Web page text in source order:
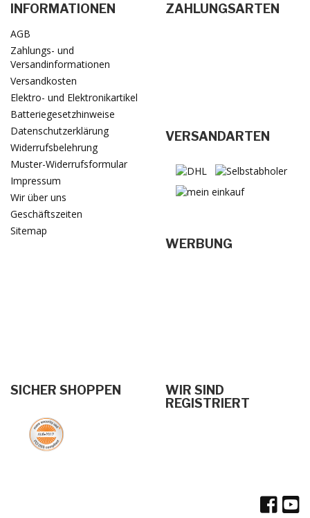
INFORMATIONEN
AGB
Zahlungs- und
Versandinformationen
Versandkosten
Elektro- und Elektronikartikel
Batteriegesetzhinweise
Datenschutzerklärung
Widerrufsbelehrung
Muster-Widerrufsformular
Impressum
Wir über uns
Geschäftszeiten
Sitemap
ZAHLUNGSARTEN
VERSANDARTEN
WERBUNG
SICHER SHOPPEN
WIR SIND
REGISTRIERT